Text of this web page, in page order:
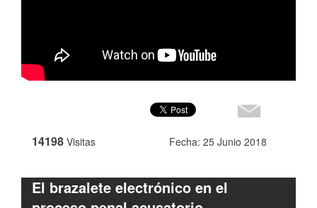
14198 Visitas Fecha: 25 Junio 2018
El brazalete electrónico en el